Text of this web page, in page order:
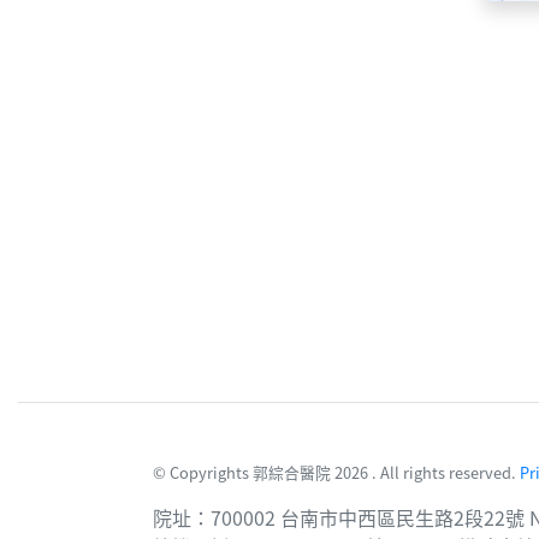
© Copyrights 郭綜合醫院 2026 . All rights reserved.
院址：700002 台南市中西區民生路2段22號